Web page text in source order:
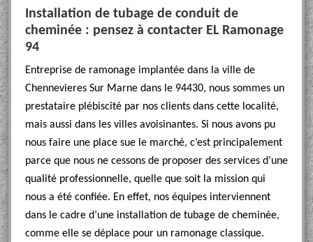
Installation de tubage de conduit de
cheminée : pensez à contacter EL Ramonage
94
Entreprise de ramonage implantée dans la ville de
Chennevieres Sur Marne dans le 94430, nous sommes un
prestataire plébiscité par nos clients dans cette localité,
mais aussi dans les villes avoisinantes. Si nous avons pu
nous faire une place sue le marché, c’est principalement
parce que nous ne cessons de proposer des services d’une
qualité professionnelle, quelle que soit la mission qui
nous a été confiée. En effet, nos équipes interviennent
dans le cadre d’une installation de tubage de cheminée,
comme elle se déplace pour un ramonage classique.